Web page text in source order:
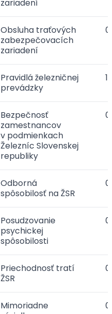
zariadení
Obsluha traťových
zabezpečovacích
zariadení
Pravidlá železničnej
prevádzky
Bezpečnosť
zamestnancov
v podmienkach
Železníc Slovenskej
republiky
Odborná
spôsobilosť na ŽSR
Posudzovanie
psychickej
spôsobilosti
Priechodnosť tratí
ŽSR
Mimoriadne